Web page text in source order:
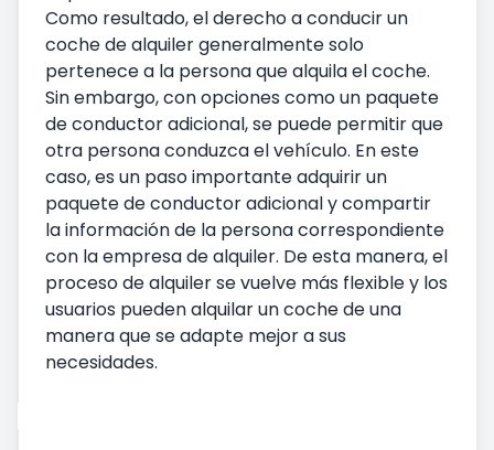
Como resultado, el derecho a conducir un
coche de alquiler generalmente solo
pertenece a la persona que alquila el coche.
Sin embargo, con opciones como un paquete
de conductor adicional, se puede permitir que
otra persona conduzca el vehículo. En este
caso, es un paso importante adquirir un
paquete de conductor adicional y compartir
la información de la persona correspondiente
con la empresa de alquiler. De esta manera, el
proceso de alquiler se vuelve más flexible y los
usuarios pueden alquilar un coche de una
manera que se adapte mejor a sus
necesidades.